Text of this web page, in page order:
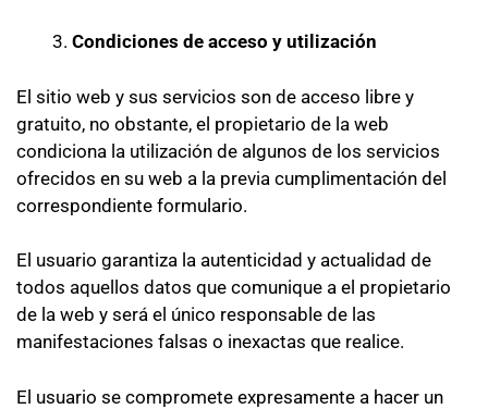
Condiciones de acceso y utilización
El sitio web y sus servicios son de acceso libre y
gratuito, no obstante, el propietario de la web
condiciona la utilización de algunos de los servicios
ofrecidos en su web a la previa cumplimentación del
correspondiente formulario.
El usuario garantiza la autenticidad y actualidad de
todos aquellos datos que comunique a el propietario
de la web y será el único responsable de las
manifestaciones falsas o inexactas que realice.
El usuario se compromete expresamente a hacer un